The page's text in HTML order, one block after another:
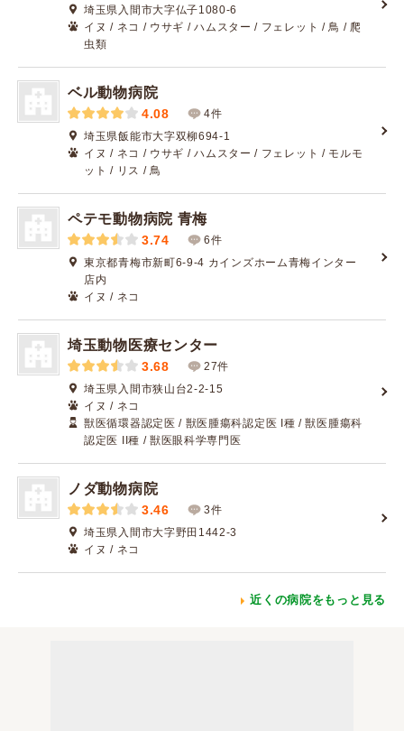
埼玉県入間市大字仏子1080-6
イヌ / ネコ / ウサギ / ハムスター / フェレット / 鳥 / 爬
虫類
ベル動物病院
4.08
4件
埼玉県飯能市大字双柳694-1
イヌ / ネコ / ウサギ / ハムスター / フェレット / モルモ
ット / リス / 鳥
ペテモ動物病院 青梅
3.74
6件
東京都青梅市新町6-9-4 カインズホーム青梅インター
店内
イヌ / ネコ
埼玉動物医療センター
3.68
27件
埼玉県入間市狭山台2-2-15
イヌ / ネコ
獣医循環器認定医 / 獣医腫瘍科認定医 I種 / 獣医腫瘍科
認定医 II種 / 獣医眼科学専門医
ノダ動物病院
3.46
3件
埼玉県入間市大字野田1442-3
イヌ / ネコ
近くの病院をもっと見る